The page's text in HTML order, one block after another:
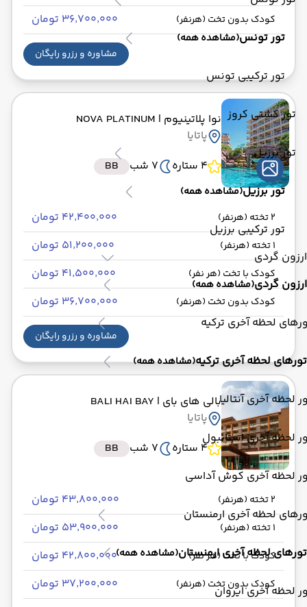
تور تونس(مشاهده همه)
تور ترکیبی تونس
تور کشتی کروز
تور برزیل
تور برزیل(مشاهده همه)
تور ترکیبی برزیل
ارزون گردی
ارزون گردی(مشاهده همه)
لحظه آخری ترکیه
تورهای لحظه آخری ترکیه(مشاهده همه)
لحظه آخری آنتالیا
لحظه آخری استانبول
لحظه آخری کوش آداسی
لحظه آخری ارمنستان
تورهای لحظه آخری ارمنستان(مشاهده همه)
لحظه آخری ایروان
کودک بدون تخت (هرنفر) ۳۶٬۷۰۰٬۰۰۰ تومان
مشاوره و رزرو رایگان
نوا پلاتینیوم | NOVA PLATINUM
پاتایا
4 ستاره
7 شب BB
2 تخته (هرنفر) ۴۲٬۴۰۰٬۰۰۰ تومان
1 تخته (هرنفر) ۵۱٬۲۰۰٬۰۰۰ تومان
کودک با تخت (هر نفر) ۴۱٬۵۰۰٬۰۰۰ تومان
کودک بدون تخت (هرنفر) ۳۶٬۷۰۰٬۰۰۰ تومان
مشاوره و رزرو رایگان
بالی های بای | BALI HAI BAY
پاتایا
4 ستاره
7 شب BB
2 تخته (هرنفر) ۴۳٬۸۰۰٬۰۰۰ تومان
1 تخته (هرنفر) ۵۳٬۹۰۰٬۰۰۰ تومان
کودک با تخت (هر نفر) ۴۲٬۸۰۰٬۰۰۰ تومان
کودک بدون تخت (هرنفر) ۳۷٬۲۰۰٬۰۰۰ تومان